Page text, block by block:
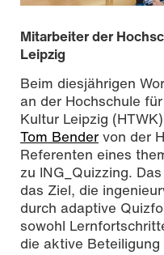
Workshop on e-Learning
Alexander Schmidt
Mitarbeiter der
Leipzig
Beim diesjährigen
an der Hochschule
Kultur Leipzig
Tom Bender von der
Referenten eines
zu ING_Quizzing.
das Ziel, die
durch adaptive
sowohl
die aktive